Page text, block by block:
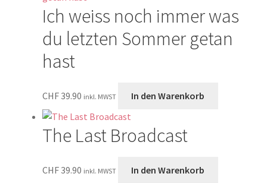
Ich weiss noch immer was
du letzten Sommer getan
hast
CHF39.90 inkl. MWST In den Warenkorb
The Last Broadcast
CHF39.90 inkl. MWST In den Warenkorb